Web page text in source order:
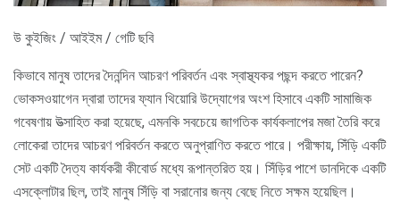
উ কুইজিং / আইইম / গেটি ছবি
কিভাবে মানুষ তাদের দৈনন্দিন আচরণ পরিবর্তন এবং স্বাস্থ্যকর পছন্দ করতে পারেন?
ভোকসওয়াগেন দ্বারা তাদের ফ্যান থিয়োরি উদ্যোগের অংশ হিসাবে একটি সামাজিক
গবেষণায় উত্সাহিত করা হয়েছে, এমনকি সবচেয়ে জাগতিক কার্যকলাপের মজা তৈরি করে
লোকেরা তাদের আচরণ পরিবর্তন করতে অনুপ্রাণিত করতে পারে। পরীক্ষায়, সিঁড়ি একটি
সেট একটি দৈত্য কার্যকরী কীবোর্ড মধ্যে রূপান্তরিত হয়। সিঁড়ির পাশে ডানদিকে একটি
এসক্লোটার ছিল, তাই মানুষ সিঁড়ি বা সরানোর জন্য বেছে নিতে সক্ষম হয়েছিল।